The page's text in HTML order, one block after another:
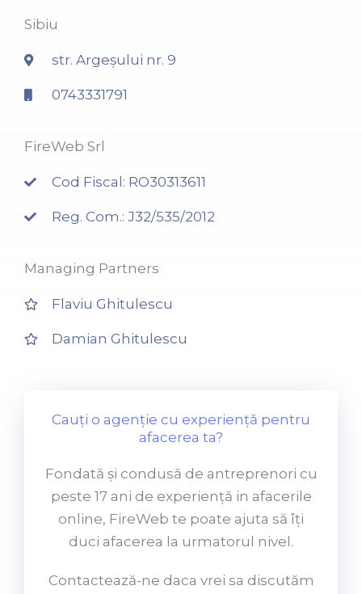
Sibiu
str. Argeșului nr. 9
0743331791
FireWeb Srl
Cod Fiscal: RO30313611
Reg. Com.: J32/535/2012
Managing Partners
Flaviu Ghitulescu
Damian Ghitulescu
Cauți o agenție cu experiență pentru
afacerea ta?
Fondată și condusă de antreprenori cu
peste 17 ani de experiență in afacerile
online, FireWeb te poate ajuta să îți
duci afacerea la urmatorul nivel.
Contactează-ne daca vrei sa discutăm